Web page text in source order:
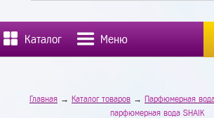
Каталог Меню
Главная → Каталог товаров → Парфюмерная
парфюмерная вода SHAIK